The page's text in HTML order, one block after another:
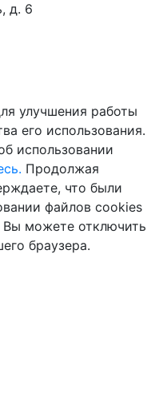
д. 6
улучшения работы
его использования.
использовании
Продолжая
что были
файлов cookies
Вы можете отключить
браузера.